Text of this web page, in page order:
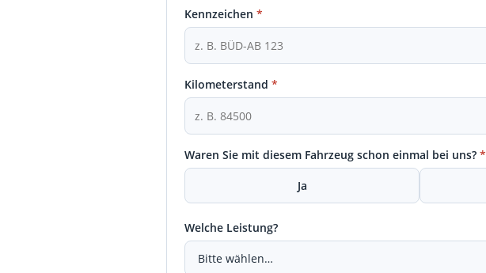
Kennzeichen*
Kilometerstand*
Waren Sie mit diesem Fahrzeug schon einmal bei uns?*
Ja
Welche Leistung?